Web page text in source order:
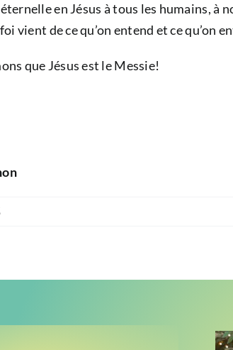
en Jésus à tous les humains, à
vient de ce qu’on entend et ce qu’on
que Jésus est le Messie!